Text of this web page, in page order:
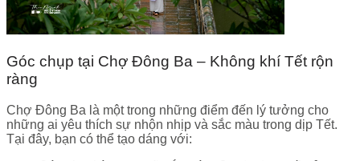
Góc chụp tại Chợ Đông Ba – Không khí Tết rộn
ràng
Chợ Đông Ba là một trong những điểm đến lý tưởng cho
những ai yêu thích sự nhộn nhịp và sắc màu trong dịp Tết.
Tại đây, bạn có thể tạo dáng với: